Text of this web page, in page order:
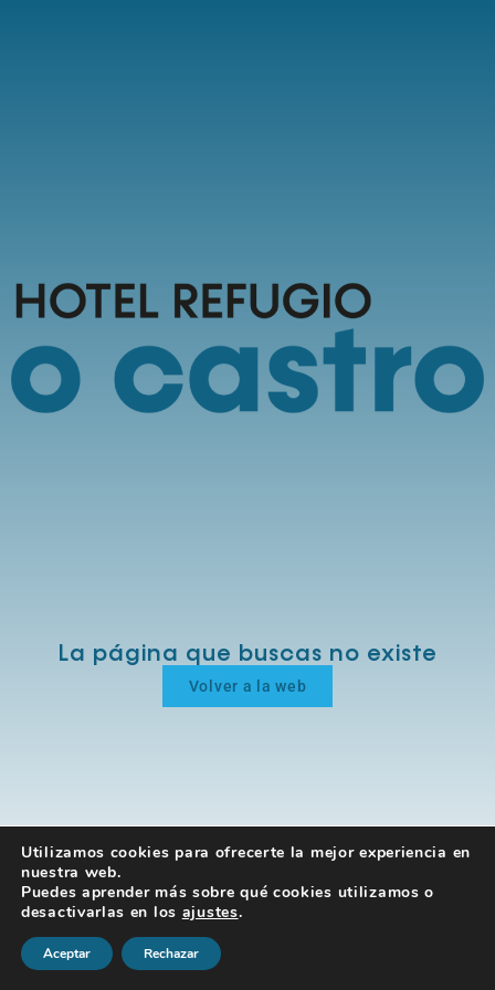
La página que buscas no existe
Volver a la web
Utilizamos cookies para ofrecerte la mejor experiencia en
nuestra web.
Puedes aprender más sobre qué cookies utilizamos o
desactivarlas en los ajustes.
Aceptar Rechazar